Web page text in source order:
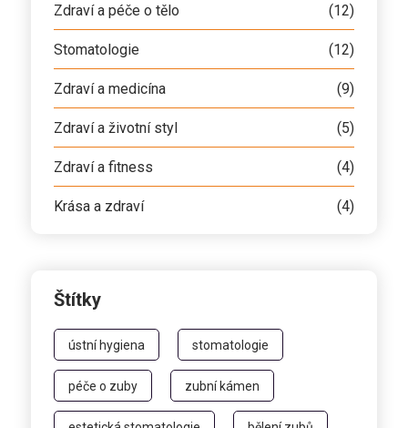
Zdraví a péče o tělo (12)
Stomatologie (12)
Zdraví a medicína (9)
Zdraví a životní styl (5)
Zdraví a fitness (4)
Krása a zdraví (4)
Štítky
ústní hygiena stomatologie
péče o zuby zubní kámen